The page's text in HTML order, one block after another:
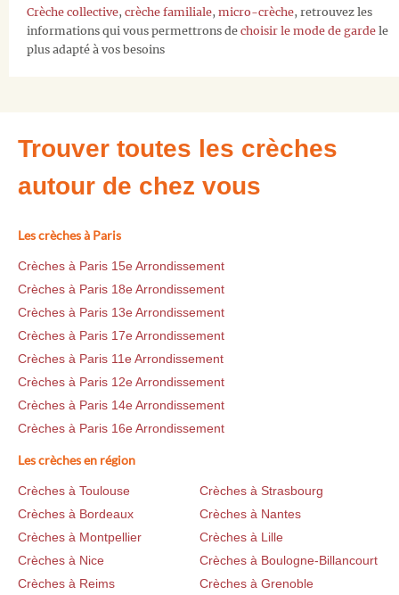
Crèche collective, crèche familiale, micro-crèche, retrouvez les
informations qui vous permettrons de choisir le mode de garde le
plus adapté à vos besoins
Trouver toutes les crèches
autour de chez vous
Les crèches à Paris
Crèches à Paris 15e Arrondissement
Crèches à Paris 18e Arrondissement
Crèches à Paris 13e Arrondissement
Crèches à Paris 17e Arrondissement
Crèches à Paris 11e Arrondissement
Crèches à Paris 12e Arrondissement
Crèches à Paris 14e Arrondissement
Crèches à Paris 16e Arrondissement
Les crèches en région
Crèches à Toulouse
Crèches à Strasbourg
Crèches à Bordeaux
Crèches à Nantes
Crèches à Montpellier
Crèches à Lille
Crèches à Nice
Crèches à Boulogne-Billancourt
Crèches à Reims
Crèches à Grenoble